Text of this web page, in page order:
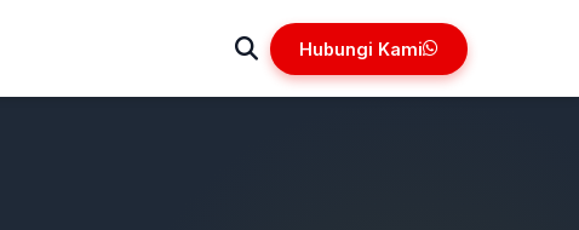
Hubungi Kami